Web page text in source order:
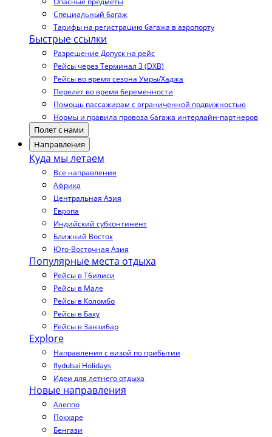
Специальный багаж
Тарифы на регистрацию багажа в аэропорту
Быстрые ссылки
Разрешение Допуск на рейс
Рейсы через Терминал 3 (DXB)
Рейсы во время сезона Умры/Хаджа
Перелет во время беременности
Помощь пассажирам с ограниченной подвижностью
Нормы и правила провоза багажа интерлайн-партнеров
Полет с нами
Направления
Куда мы летаем
Все направления
Африка
Центральная Азия
Европа
Индийский субконтинент
Ближний Восток
Юго-Восточная Азия
Популярные места отдыха
Рейсы в Тбилиси
Рейсы в Мале
Рейсы в Коломбо
Рейсы в Баку
Рейсы в Занзибар
Explore
Направления с визой по прибытии
flydubai Holidays
Идеи для летнего отдыха
Новые направления
Алеппо
Покхаре
Бенгази